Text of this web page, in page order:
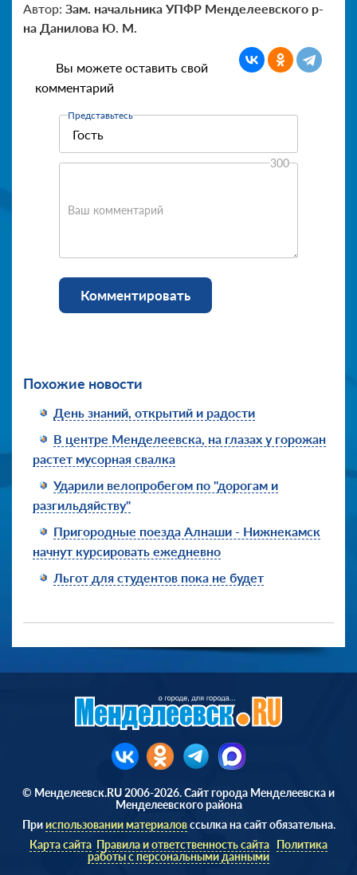
Автор: Зам. начальника УПФР Менделеевского р-
на Данилова Ю. М.
Вы можете оставить свой
комментарий
Представьтесь
Ваш комментарий
300
Комментировать
Похожие новости
День знаний, открытий и радости
В центре Менделеевска, на глазах у горожан
растет мусорная свалка
Ударили велопробегом по "дорогам и
разгильдяйству"
Пригородные поезда Алнаши - Нижнекамск
начнут курсировать ежедневно
Льгот для студентов пока не будет
© Менделеевск.RU 2006-2026. Сайт города Менделеевска и
Менделеевского района
Прииспользовании материаловссылка на сайт обязательна.
Карта сайта Правила и ответственность сайта
Политика
работы с персональными данными